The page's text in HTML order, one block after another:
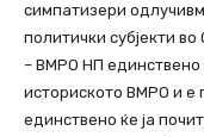
симпатизери
политички субјекти
– ВМРО НП единствено
историското ВМРО и е
единствено ќе ја